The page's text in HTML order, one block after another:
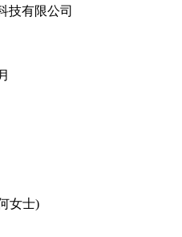
技有限公司
女士)